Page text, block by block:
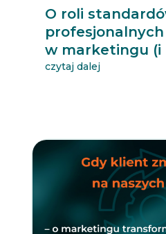
O roli
profesjonalnych
w marketingu (i
czytaj dalej